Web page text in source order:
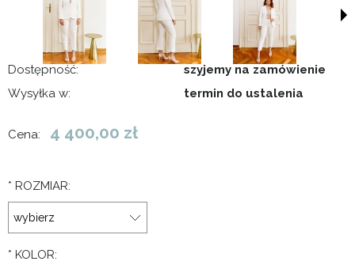
Dostępność:
szyjemy na zamówienie
Wysyłka w:
termin do ustalenia
Cena: 4 400,00 zł
* ROZMIAR:
* KOLOR: